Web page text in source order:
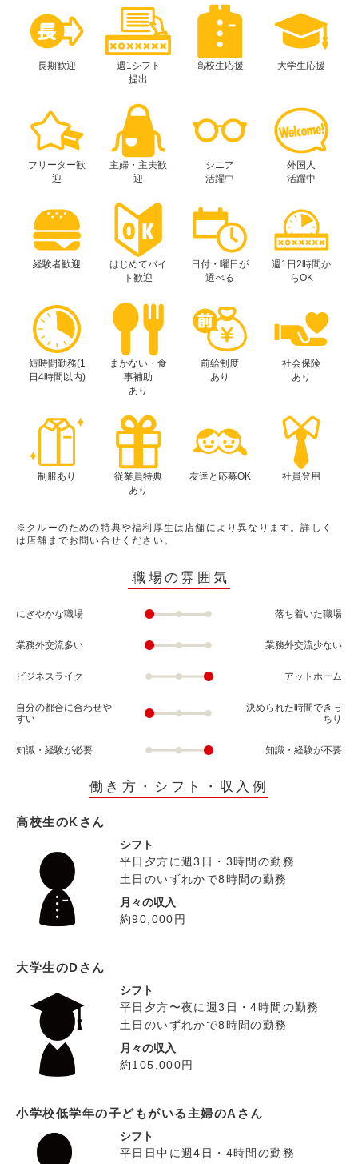
長期歓迎
週1シフト
提出
高校生応援 大学生応援
フリーター歓
迎
主婦・主夫歓
迎
シニア
活躍中
外国人
活躍中
経験者歓迎
はじめてバイ
ト歓迎
日付・曜日が
選べる
週1日2時間か
らOK
短時間勤務(1
日4時間以内)
まかない・食
事補助
あり
前給制度
あり
社会保険
あり
制服あり
従業員特典
あり
友達と応募OK 社員登用
※クルーのための特典や福利厚生は店舗により異なります。詳しく
は店舗までお問い合せください。
職場の雰囲気
にぎやかな職場 落ち着いた職場
業務外交流多い 業務外交流少ない
ビジネスライク アットホーム
自分の都合に合わせや
すい
決められた時間できっ
ちり
知識・経験が必要 知識・経験が不要
働き方・シフト・収入例
高校生のKさん
シフト
平日夕方に週3日・3時間の勤務
土日のいずれかで8時間の勤務
月々の収入
約90,000円
大学生のDさん
シフト
平日夕方〜夜に週3日・4時間の勤務
土日のいずれかで8時間の勤務
月々の収入
約105,000円
小学校低学年の子どもがいる主婦のAさん
シフト
平日日中に週4日・4時間の勤務